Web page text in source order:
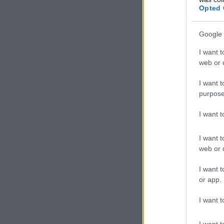
Opted
Google
I want
web or
I want
I want
I want
web or
I want
or app.
I want